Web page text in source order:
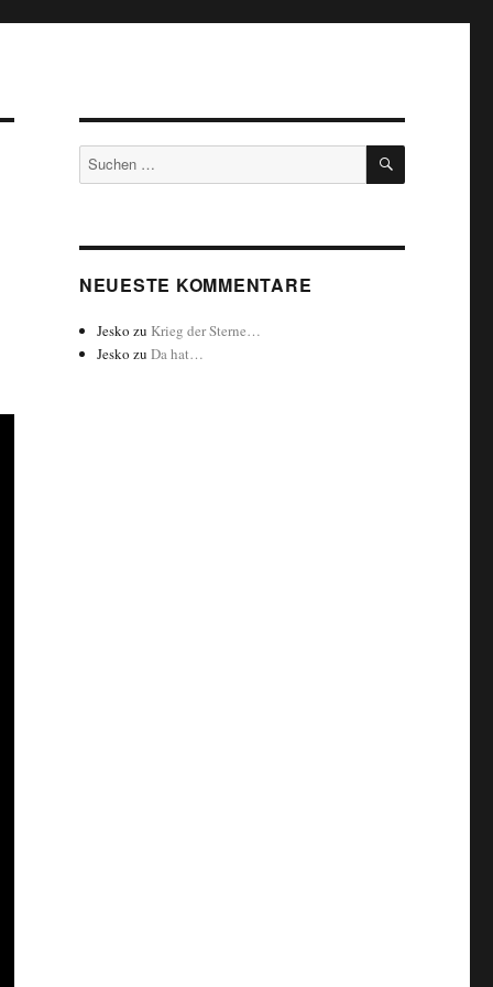
Suchen
nach:
SUCHEN
NEUESTE KOMMENTARE
Jesko zu Krieg der Sterne…
Jesko zuDa hat…